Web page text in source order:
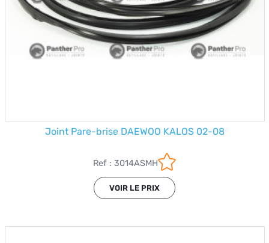
Joint Pare-brise DAEWOO KALOS 02-08
Ref : 3014ASMH
VOIR LE PRIX